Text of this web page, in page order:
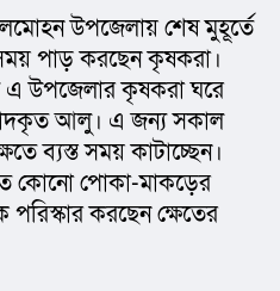
উপজেলায় শেষ মুহূর্তে
পাড় করছেন কৃষকরা।
এ উপজেলার কৃষকরা ঘরে
আলু। এ জন্য সকাল
ব্যস্ত সময় কাটাচ্ছেন।
কোনো পোকা-মাকড়ের
করছেন ক্ষেতের